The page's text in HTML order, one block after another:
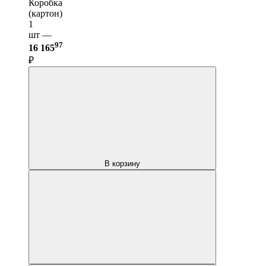
Коробка
(картон)
1
шт —
16 16597
₽
В корзину